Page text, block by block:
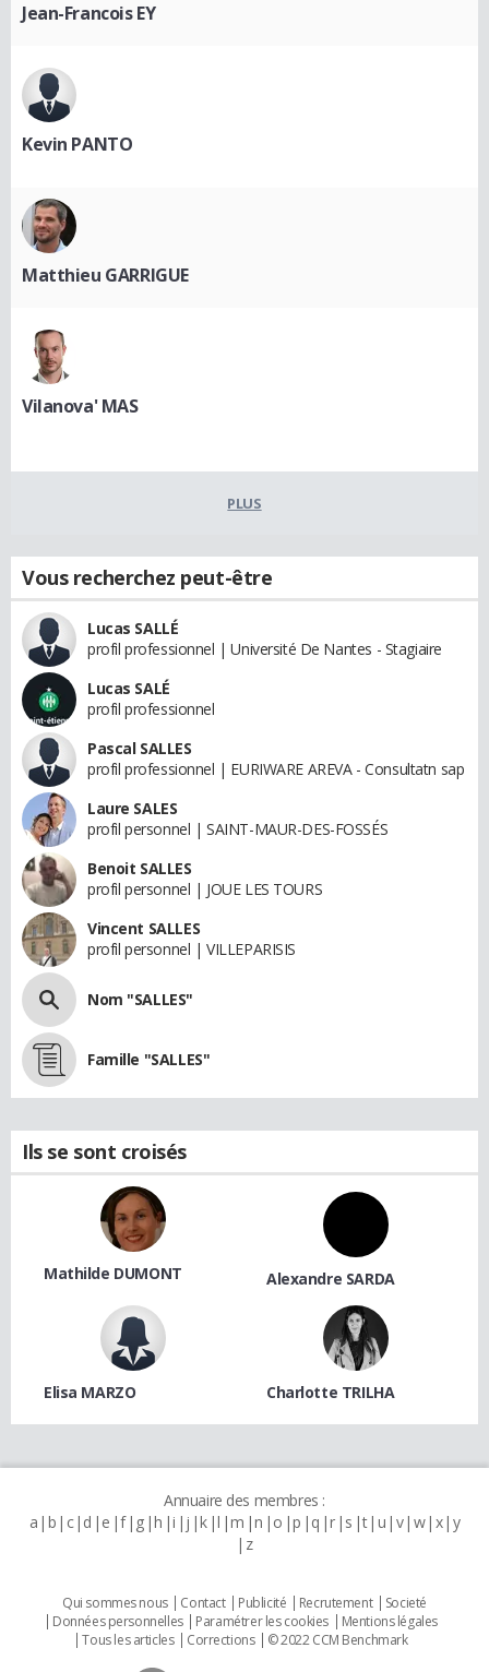
Jean-Francois EY
Kevin PANTO
Matthieu GARRIGUE
Vilanova' MAS
PLUS
Vous recherchez peut-être
Lucas SALLÉ
profil professionnel | Université De Nantes - Stagiaire
Lucas SALÉ
profil professionnel
Pascal SALLES
profil professionnel | EURIWARE AREVA - Consultatn sap
Laure SALES
profil personnel | SAINT-MAUR-DES-FOSSÉS
Benoit SALLES
profil personnel | JOUE LES TOURS
Vincent SALLES
profil personnel | VILLEPARISIS
Nom "SALLES"
Famille "SALLES"
Ils se sont croisés
Mathilde DUMONT Alexandre SARDA
Elisa MARZO Charlotte TRILHA
Annuaire des membres :
a b c d e f g h i j k l m n o p q r s t u v w x y
z
Qui sommes nous Contact Publicité Recrutement
Societé
Données personnelles
Paramétrer les cookies
Mentions légales
Tous les articles
Corrections © 2022 CCM Benchmark